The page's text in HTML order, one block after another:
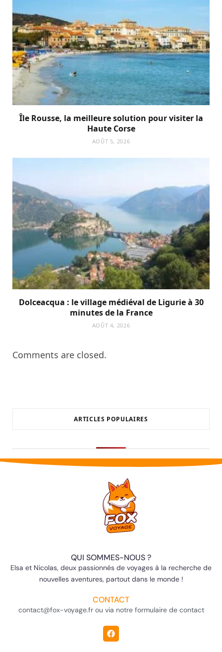
Île Rousse, la meilleure solution pour visiter la
Haute Corse
AOÛT 5, 2026
Dolceacqua : le village médiéval de Ligurie à 30
minutes de la France
AOÛT 4, 2026
Comments are closed.
ARTICLES POPULAIRES
QUI SOMMES-NOUS ?
Elsa et Nicolas, deux passionnés de voyages à la recherche de
nouvelles aventures, partout dans le monde !
CONTACT
contact@fox-voyage.fr ou via notre formulaire de contact